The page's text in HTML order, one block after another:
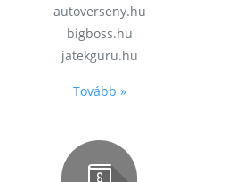
autoverseny.hu
bigboss.hu
jatekguru.hu
Tovább »